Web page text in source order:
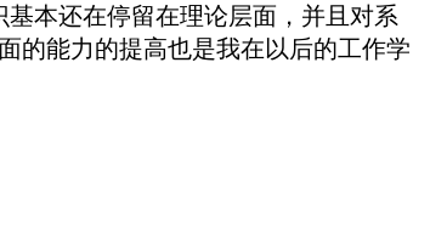
本还在停留在理论层面，并且对系
的能力的提高也是我在以后的工作学